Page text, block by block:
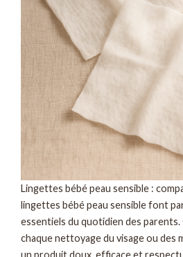
Lingettes bébé peau sensible :
lingettes bébé peau sensible font
essentiels du quotidien des parents.
chaque nettoyage du visage ou des